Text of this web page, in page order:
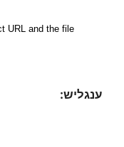
ענגליש: